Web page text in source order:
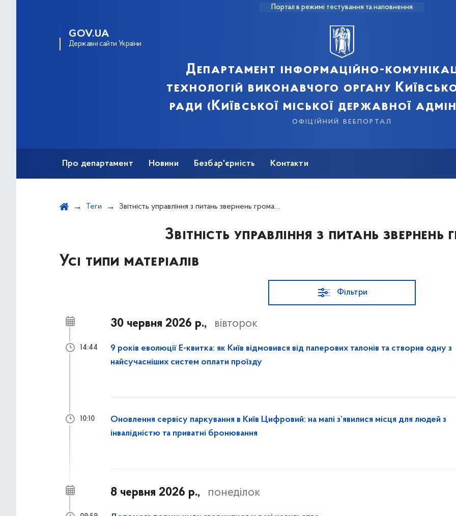
Портал в режимі тестування та наповнення
GOV.UA
Державні сайти України
Департамент інформаційно-
технологій виконавчого органу
ради (Київської міської державної
офіційний вебпортал
Про департамент Новини Безбар'єрність Контакти
Теги Звітність управління з питань звернень громадян
Звітність управління з питань звернень
Усі типи матеріалів
Фільтри
30 червня 2026 р., вівторок
9 років еволюції Е-квитка: як Київ відмовився від паперових талонів та створив одну з
найсучасніших систем оплати проїзду
14:44
Оновлення сервісу паркування в Київ Цифровий: на мапі з’явилися місця для людей з
інвалідністю та приватні бронювання
10:10
8 червня 2026 р., понеділок